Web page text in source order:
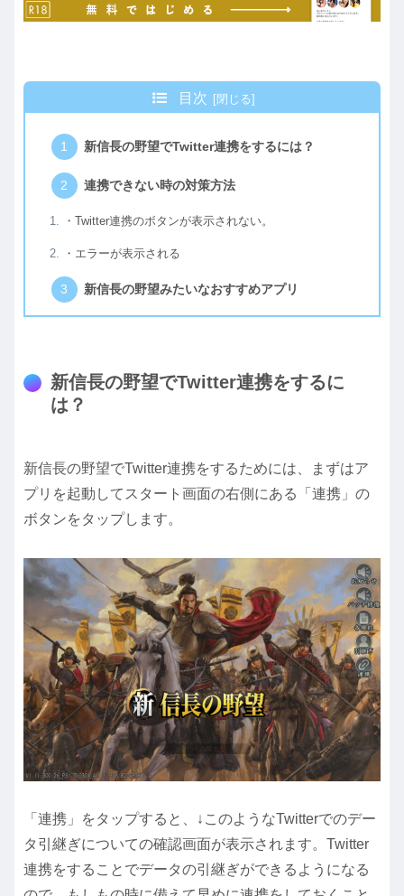
目次
新信長の野望でTwitter連携をするには？
連携できない時の対策方法
・Twitter連携のボタンが表示されない。
・エラーが表示される
新信長の野望みたいなおすすめアプリ
新信長の野望でTwitter連携をするに
は？
新信長の野望でTwitter連携をするためには、まずはア
プリを起動してスタート画面の右側にある「連携」の
ボタンをタップします。
「連携」をタップすると、↓このようなTwitterでのデー
タ引継ぎについての確認画面が表示されます。Twitter
連携をすることでデータの引継ぎができるようになる